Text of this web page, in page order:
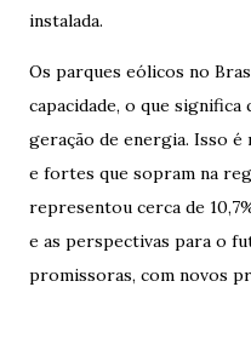
instalada.
Os parques eólicos no
capacidade, o que
geração de energia. Isso
e fortes que sopram na
representou cerca de
e as perspectivas para o
promissoras, com novos